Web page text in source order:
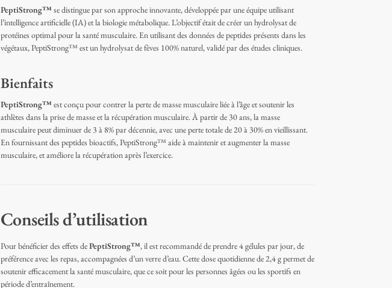
PeptiStrong™ se distingue par son approche innovante, développée par une équipe utilisant
l’intelligence artificielle (IA) et la biologie métabolique. L’objectif était de créer un hydrolysat de
protéines optimal pour la santé musculaire. En utilisant des données de peptides présents dans les
végétaux, PeptiStrong™ est un hydrolysat de fèves 100% naturel, validé par des études cliniques.
Bienfaits
PeptiStrong™ est conçu pour contrer la perte de masse musculaire liée à l’âge et soutenir les
athlètes dans la prise de masse et la récupération musculaire. À partir de 30 ans, la masse
musculaire peut diminuer de 3 à 8% par décennie, avec une perte totale de 20 à 30% en vieillissant.
En fournissant des peptides bioactifs, PeptiStrong™ aide à maintenir et augmenter la masse
musculaire, et améliore la récupération après l’exercice.
Conseils d’utilisation
Pour bénéficier des effets dePeptiStrong™, il est recommandé de prendre 4 gélules par jour, de
préférence avec les repas, accompagnées d’un verre d’eau. Cette dose quotidienne de 2,4 g permet de
soutenir efficacement la santé musculaire, que ce soit pour les personnes âgées ou les sportifs en
période d’entraînement.